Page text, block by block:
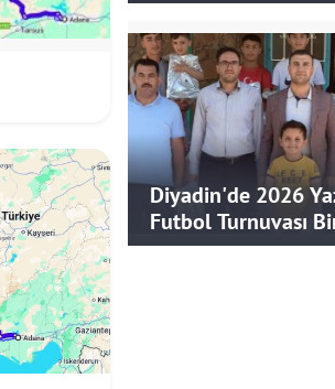
Diyadin'de 2026
Futbol Turnuvası
Hediye